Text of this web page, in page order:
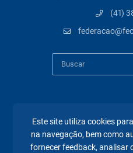
(41)
Páginas
A
Este site utiliza cookies
na navegação, bem como
fornecer feedback, analisar